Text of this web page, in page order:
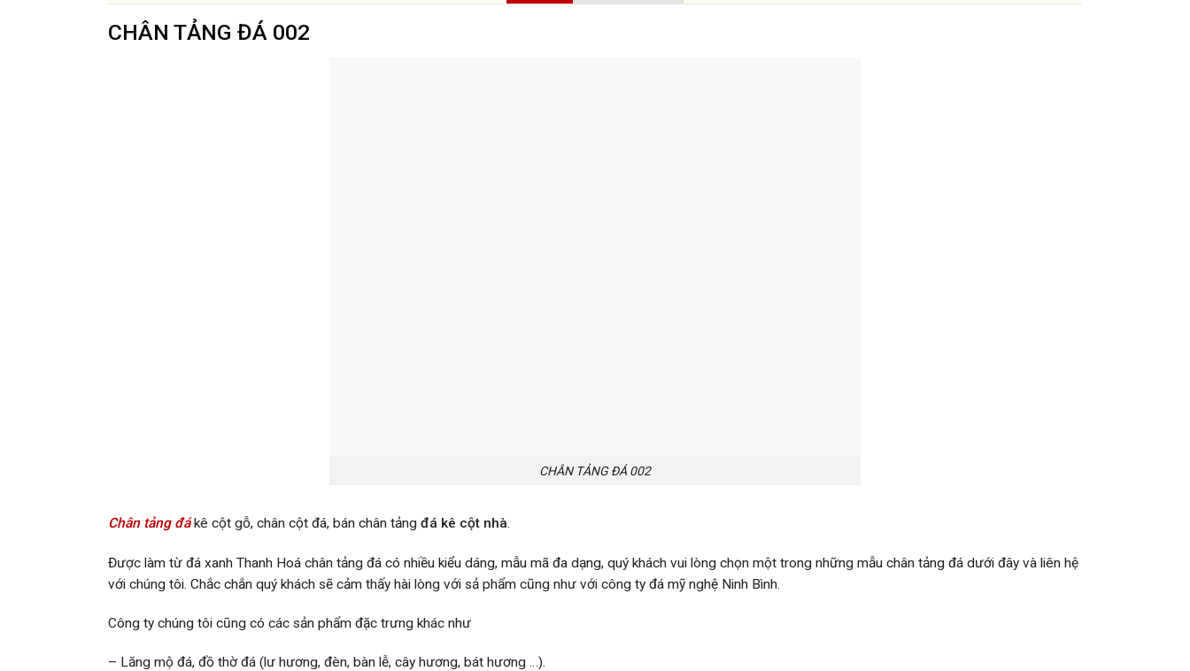
CHÂN TẢNG ĐÁ 002
CHÂN TẢNG ĐÁ 002
Chân tảng đákê cột gỗ, chân cột đá, bán chân tảng đá kê cột nhà.
Được làm từ đá xanh Thanh Hoá chân tảng đá có nhiều kiểu dáng, mẫu mã đa dạng, quý khách vui lòng chọn một trong những mẫu chân tảng đá dưới đây và liên hệ
với chúng tôi. Chắc chắn quý khách sẽ cảm thấy hài lòng với sả phẩm cũng như với công ty đá mỹ nghệ Ninh Bình.
Công ty chúng tôi cũng có các sản phẩm đặc trưng khác như
– Lăng mộ đá, đồ thờ đá (lư hương, đèn, bàn lễ, cây hương, bát hương …).